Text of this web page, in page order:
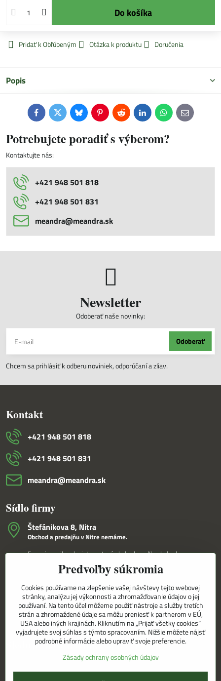
Do košíka
Pridať k Obľúbeným Otázka k produktu Doručenia
Popis
FacebookTwitterBlueskyPinterestReddit LinkedInWhatsApp
E-
mail
Potrebujete poradiť s výberom?
Kontaktujte nás:
+421 948 501 818
+421 948 501 831
meandra​@meandra​.sk
Newsletter
Odoberať naše novinky:
Odoberať
Chcem sa prihlásiť k odberu noviniek, odporúčaní a zliav.
Kontakt
+421 948 501 818
+421 948 501 831
meandra​@meandra​.sk
Sídlo firmy
Štefánikova 8, Nitra
Obchod a predajňu v Nitre nemáme.
Fungujeme iba ako internetový obchod a veľkoobchod.
V Nitre Vám tovar dovezieme osobne na základe internetovej
objednávky a telefonického dohovoru.
Korešpondenčná adresa
MEANDRA,s.r.o.
P.O.BOX 8/D
949 01 Nitra
Sledujte naše novinky aj na sieťach
Instagram
Predvoľby súkromia
Cookies používame na zlepšenie vašej návštevy tejto webovej
stránky, analýzu jej výkonnosti a zhromažďovanie údajov o jej
používaní. Na tento účel môžeme použiť nástroje a služby tretích
strán a zhromaždené údaje sa môžu preniesť k partnerom v EÚ,
USA alebo iných krajinách. Kliknutím na „Prijať všetky cookies“
vyjadrujete svoj súhlas s týmto spracovaním. Nižšie môžete nájsť
podrobné informácie alebo upraviť svoje preferencie.
Zásady ochrany osobných údajov